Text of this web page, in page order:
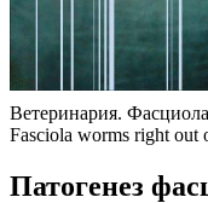
Ветеринария.
Fasciola worms right out
Патогенез